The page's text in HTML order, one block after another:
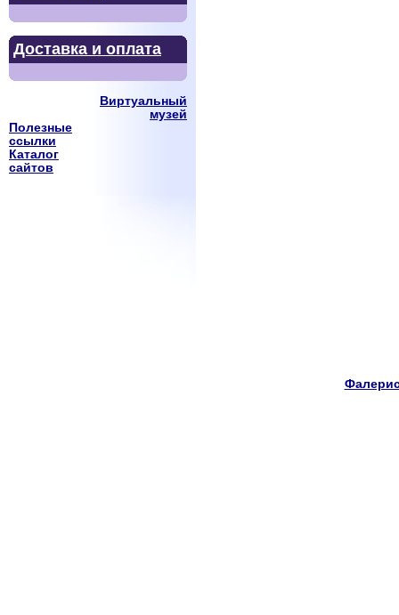
Доставка и оплата
Виртуальный
музей
Полезные
ссылки
Каталог
сайтов